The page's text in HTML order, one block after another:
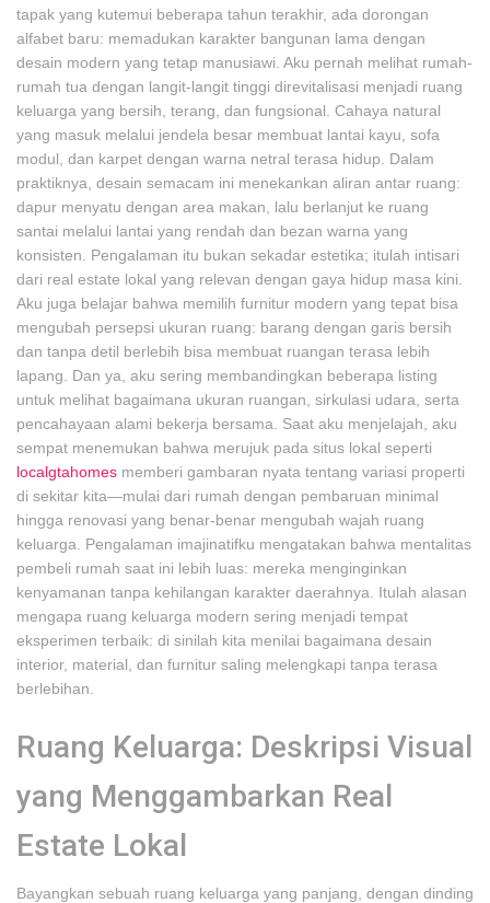
tapak yang kutemui beberapa tahun terakhir, ada dorongan
alfabet baru: memadukan karakter bangunan lama dengan
desain modern yang tetap manusiawi. Aku pernah melihat rumah-
rumah tua dengan langit-langit tinggi direvitalisasi menjadi ruang
keluarga yang bersih, terang, dan fungsional. Cahaya natural
yang masuk melalui jendela besar membuat lantai kayu, sofa
modul, dan karpet dengan warna netral terasa hidup. Dalam
praktiknya, desain semacam ini menekankan aliran antar ruang:
dapur menyatu dengan area makan, lalu berlanjut ke ruang
santai melalui lantai yang rendah dan bezan warna yang
konsisten. Pengalaman itu bukan sekadar estetika; itulah intisari
dari real estate lokal yang relevan dengan gaya hidup masa kini.
Aku juga belajar bahwa memilih furnitur modern yang tepat bisa
mengubah persepsi ukuran ruang: barang dengan garis bersih
dan tanpa detil berlebih bisa membuat ruangan terasa lebih
lapang. Dan ya, aku sering membandingkan beberapa listing
untuk melihat bagaimana ukuran ruangan, sirkulasi udara, serta
pencahayaan alami bekerja bersama. Saat aku menjelajah, aku
sempat menemukan bahwa merujuk pada situs lokal seperti
localgtahomes memberi gambaran nyata tentang variasi properti
di sekitar kita—mulai dari rumah dengan pembaruan minimal
hingga renovasi yang benar-benar mengubah wajah ruang
keluarga. Pengalaman imajinatifku mengatakan bahwa mentalitas
pembeli rumah saat ini lebih luas: mereka menginginkan
kenyamanan tanpa kehilangan karakter daerahnya. Itulah alasan
mengapa ruang keluarga modern sering menjadi tempat
eksperimen terbaik: di sinilah kita menilai bagaimana desain
interior, material, dan furnitur saling melengkapi tanpa terasa
berlebihan.
Ruang Keluarga: Deskripsi Visual
yang Menggambarkan Real
Estate Lokal
Bayangkan sebuah ruang keluarga yang panjang, dengan dinding